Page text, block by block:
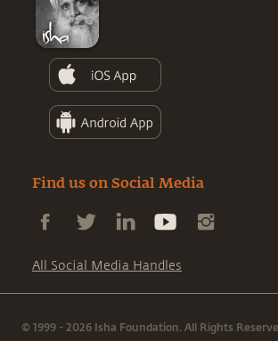
Find us on Social Media
All Social Media Handles
© 1999 - 2026 Isha Foundation. All Rights